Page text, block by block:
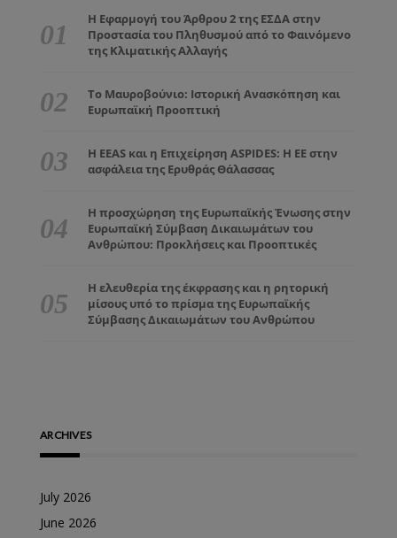
Η Εφαρμογή του Άρθρου 2 της ΕΣΔΑ στην
Προστασία του Πληθυσμού από το Φαινόμενο
της Κλιματικής Αλλαγής
Το Μαυροβούνιο: Ιστορική Ανασκόπηση και
Ευρωπαϊκή Προοπτική
Η EEAS και η Επιχείρηση ASPIDES: Η ΕΕ στην
ασφάλεια της Ερυθράς Θάλασσας
Η προσχώρηση της Ευρωπαϊκής Ένωσης στην
Ευρωπαϊκή Σύμβαση Δικαιωμάτων του
Ανθρώπου: Προκλήσεις και Προοπτικές
Η ελευθερία της έκφρασης και η ρητορική
μίσους υπό το πρίσμα της Ευρωπαϊκής
Σύμβασης Δικαιωμάτων του Ανθρώπου
ARCHIVES
July 2026
June 2026